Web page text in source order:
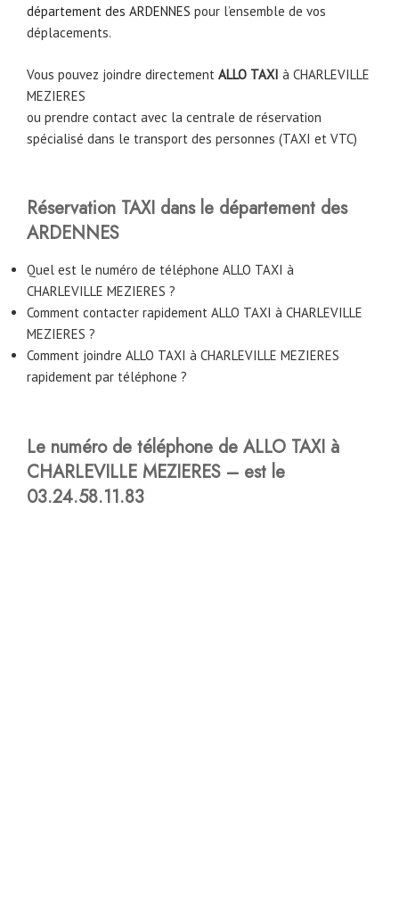
département des ARDENNES pour l’ensemble de vos
déplacements.
Vous pouvez joindre directement ALLO TAXI à CHARLEVILLE
MEZIERES
ou prendre contact avec la centrale de réservation
spécialisé dans le transport des personnes (TAXI et VTC)
Réservation TAXI dans le département des
ARDENNES
Quel est le numéro de téléphone ALLO TAXI à
CHARLEVILLE MEZIERES ?
Comment contacter rapidement ALLO TAXI à CHARLEVILLE
MEZIERES ?
Comment joindre ALLO TAXI à CHARLEVILLE MEZIERES
rapidement par téléphone ?
Le numéro de téléphone de ALLO TAXI à
CHARLEVILLE MEZIERES – est le
03.24.58.11.83